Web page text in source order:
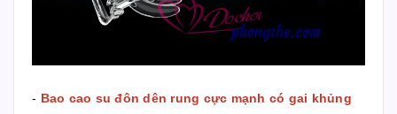
- Bao cao su đôn dên rung cực mạnh có gai khủng